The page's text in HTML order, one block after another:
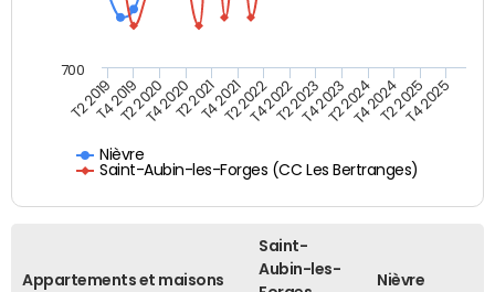
Nièvre
Saint-Aubin-les-Forges (CC Les Bertranges)
T2 2019T4 2019T2 2020T4 2020T2 2021T4 2021T2 2022T4 2022T2 2023T4 2023T2 2024T4 2024T2 2025T4 2025
700
Appartements et maisons
Saint-
Aubin-les-
Nièvre